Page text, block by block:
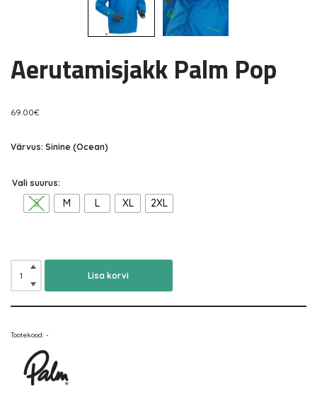
Aerutamisjakk Palm Pop
69.00€
Värvus: Sinine (Ocean)
Vali suurus:
S M L XL 2XL
Lisa korvi
Tootekood: -